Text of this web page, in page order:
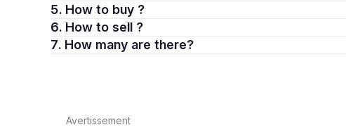
5. How to buy ?
6. How to sell ?
7. How many are there?
Avertissement